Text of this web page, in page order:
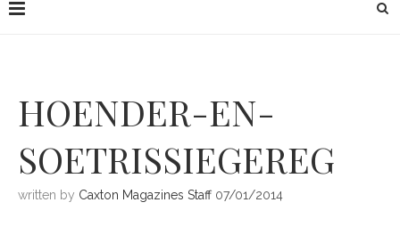
HOENDER-EN-
SOETRISSIEGEREG
written by Caxton Magazines Staff 07/01/2014